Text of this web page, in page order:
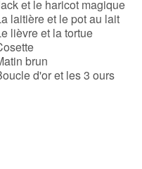
et le haricot magique
laitière et le pot au lait
lièvre et la tortue
brun
d'or et les 3 ours